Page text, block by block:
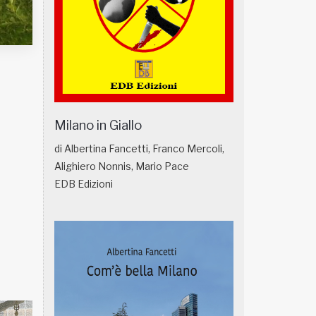
Milano in Giallo
di Albertina Fancetti, Franco Mercoli,
Alighiero Nonnis, Mario Pace
EDB Edizioni